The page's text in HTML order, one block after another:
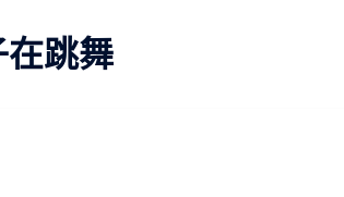
在跳舞